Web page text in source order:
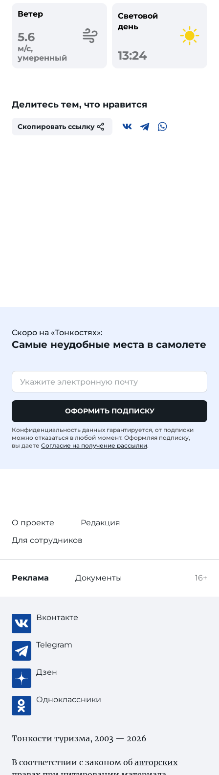
Ветер
5.6
м/с,
умеренный
Световой
день
13:24
Делитесь тем, что нравится
Скопировать ссылку
Скоро на «Тонкостях»:
Самые неудобные места в самолете
ОФОРМИТЬ ПОДПИСКУ
Конфиденциальность данных гарантируется, от подписки
можно отказаться в любой момент. Оформляя подписку,
вы даете Согласие на получение рассылки.
О проекте
Редакция
Для сотрудников
16+
Реклама Документы
Вконтакте
Telegram
Дзен
Одноклассники
Тонкости туризма, 2003 — 2026
В соответствии с законом об авторских